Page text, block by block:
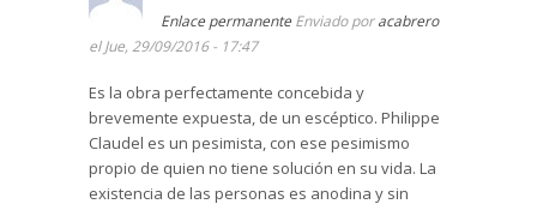
Enlace permanente Enviado poracabrero
el Jue, 29/09/2016 - 17:47
Es la obra perfectamente concebida y
brevemente expuesta, de un escéptico. Philippe
Claudel es un pesimista, con ese pesimismo
propio de quien no tiene solución en su vida. La
existencia de las personas es anodina y sin